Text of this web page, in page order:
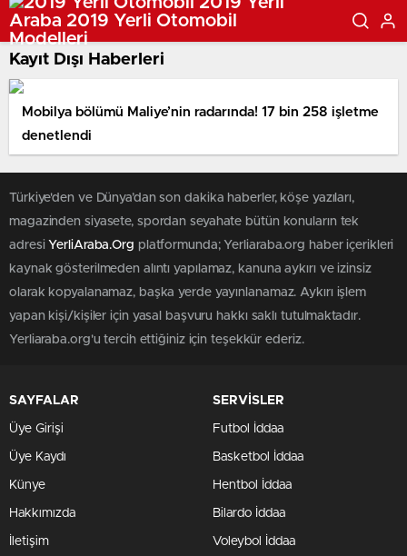
Kayıt Dışı Haberleri
Mobilya bölümü Maliye’nin radarında! 17 bin 258 işletme
denetlendi
Türkiye'den ve Dünya’dan son dakika haberler, köşe yazıları,
magazinden siyasete, spordan seyahate bütün konuların tek
adresi YerliAraba.Org platformunda; Yerliaraba.org haber içerikleri
kaynak gösterilmeden alıntı yapılamaz, kanuna aykırı ve izinsiz
olarak kopyalanamaz, başka yerde yayınlanamaz. Aykırı işlem
yapan kişi/kişiler için yasal başvuru hakkı saklı tutulmaktadır.
Yerliaraba.org'u tercih ettiğiniz için teşekkür ederiz.
SAYFALAR
Üye Girişi
Üye Kaydı
Künye
Hakkımızda
İletişim
SERVİSLER
Futbol İddaa
Basketbol İddaa
Hentbol İddaa
Bilardo İddaa
Voleybol İddaa